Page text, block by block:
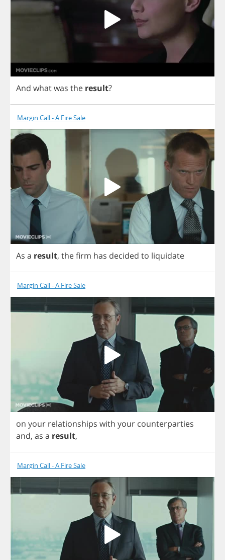
And whatwas the result?
Margin Call - A Fire Sale
As a result, thefirm has decided to liquidate
Margin Call - A Fire Sale
on your relationships with your counterparties
and, as a result,
Margin Call - A Fire Sale